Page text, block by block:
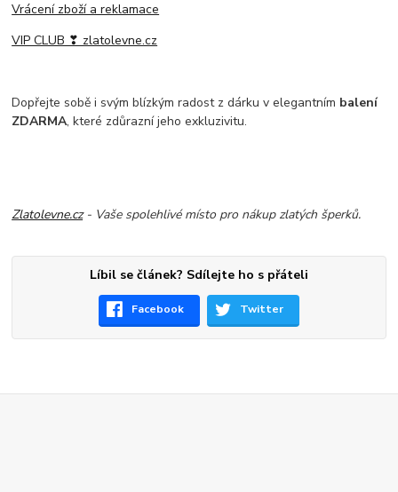
Vrácení zboží a reklamace
VIP CLUB ❣ zlatolevne.cz
Dopřejte sobě i svým blízkým radost z dárku v elegantním balení
ZDARMA, které zdůrazní jeho exkluzivitu.
Zlatolevne.cz- Vaše spolehlivé místo pro nákup zlatých šperků.
Líbil se článek? Sdílejte ho s přáteli
Facebook Twitter